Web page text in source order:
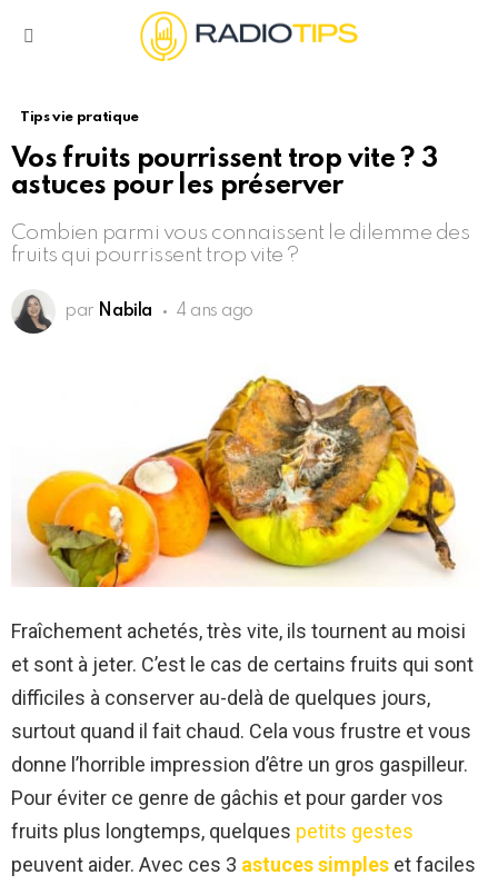
Tips vie pratique
Vos fruits pourrissent trop vite ? 3
astuces pour les préserver
Combien parmi vous connaissent le dilemme des
fruits qui pourrissent trop vite ?
par Nabila 4 ans ago
Fraîchement achetés, très vite, ils tournent au moisi
et sont à jeter. C’est le cas de certains fruits qui sont
difficiles à conserver au-delà de quelques jours,
surtout quand il fait chaud. Cela vous frustre et vous
donne l’horrible impression d’être un gros gaspilleur.
Pour éviter ce genre de gâchis et pour garder vos
fruits plus longtemps, quelques petits gestes
peuvent aider. Avec ces 3 astuces simples et faciles